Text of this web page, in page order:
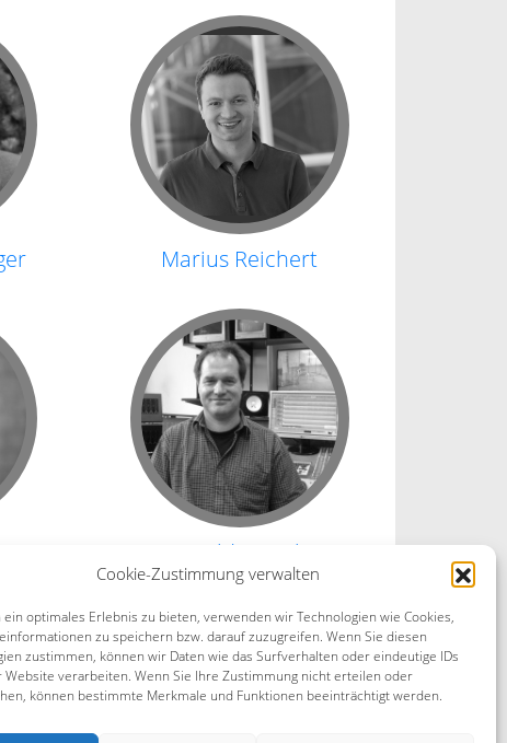
Cookie-Zustimmung verwalten
ein optimales Erlebnis zu bieten, verwenden wir Technologien wie Cookies,
zu speichern bzw. darauf zuzugreifen. Wenn Sie diesen
zustimmen, können wir Daten wie das Surfverhalten oder eindeutige IDs
Website verarbeiten. Wenn Sie Ihre Zustimmung nicht erteilen oder
können bestimmte Merkmale und Funktionen beeinträchtigt werden.
Marius Reichert
Harald Wesely